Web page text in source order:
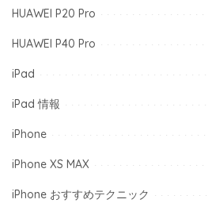
HUAWEI P20 Pro
HUAWEI P40 Pro
iPad
iPad 情報
iPhone
iPhone XS MAX
iPhone おすすめテクニック